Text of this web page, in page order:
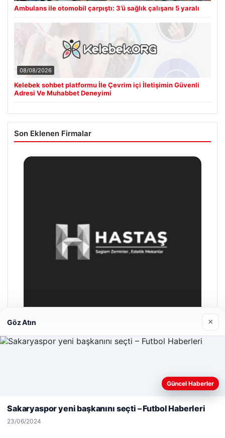
Ambulans ile otomobil çarpıştı: 3’ü sağlık çalışanı 5 yaralı
08/08/2026
Kelebek sohbet platformu İle Çevrim içi İletişimin Güvenli
Adresi Ve Muhabbet Deneyimi
Son Eklenen Firmalar
Web sitemizi nasıl kullandığınızı daha iyi anlayabilmek,
deneyiminizi kişiselleştirmek ve geliştirmek amacıyla çerezler
Reddet Kabul Et
Göz Atın ×
Güncel Haberler
Sakaryaspor yeni başkanını seçti – Futbol Haberleri
23/06/2024